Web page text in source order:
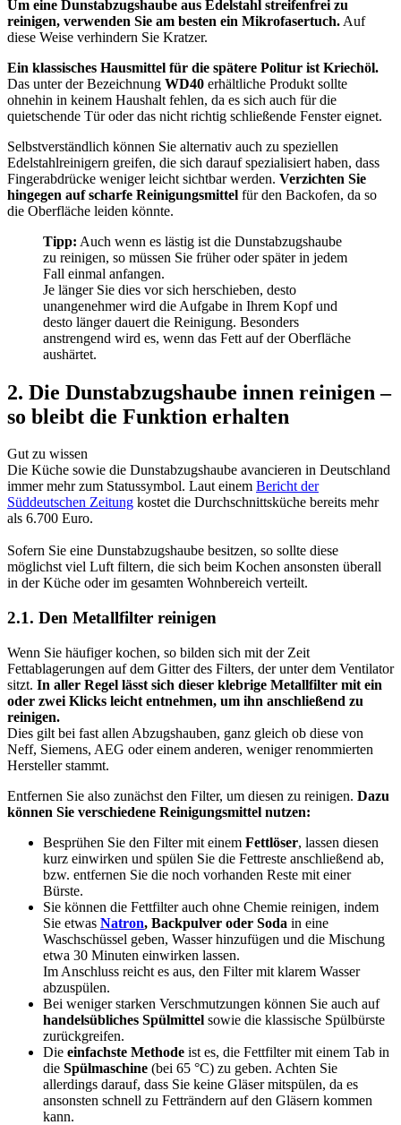
Um eine Dunstabzugshaube aus Edelstahl streifenfrei zu
reinigen, verwenden Sie am besten ein Mikrofasertuch. Auf
diese Weise verhindern Sie Kratzer.
Ein klassisches Hausmittel für die spätere Politur ist Kriechöl.
Das unter der Bezeichnung WD40 erhältliche Produkt sollte
ohnehin in keinem Haushalt fehlen, da es sich auch für die
quietschende Tür oder das nicht richtig schließende Fenster eignet.
Selbstverständlich können Sie alternativ auch zu speziellen
Edelstahlreinigern greifen, die sich darauf spezialisiert haben, dass
Fingerabdrücke weniger leicht sichtbar werden. Verzichten Sie
hingegen auf scharfe Reinigungsmittel für den Backofen, da so
die Oberfläche leiden könnte.
Tipp: Auch wenn es lästig ist die Dunstabzugshaube
zu reinigen, so müssen Sie früher oder später in jedem
Fall einmal anfangen.
Je länger Sie dies vor sich herschieben, desto
unangenehmer wird die Aufgabe in Ihrem Kopf und
desto länger dauert die Reinigung. Besonders
anstrengend wird es, wenn das Fett auf der Oberfläche
aushärtet.
2. Die Dunstabzugshaube innen reinigen –
so bleibt die Funktion erhalten
Gut zu wissen
Die Küche sowie die Dunstabzugshaube avancieren in Deutschland
immer mehr zum Statussymbol. Laut einem Bericht der
Süddeutschen Zeitung kostet die Durchschnittsküche bereits mehr
als 6.700 Euro.
Sofern Sie eine Dunstabzugshaube besitzen, so sollte diese
möglichst viel Luft filtern, die sich beim Kochen ansonsten überall
in der Küche oder im gesamten Wohnbereich verteilt.
2.1. Den Metallfilter reinigen
Wenn Sie häufiger kochen, so bilden sich mit der Zeit
Fettablagerungen auf dem Gitter des Filters, der unter dem Ventilator
sitzt. In aller Regel lässt sich dieser klebrige Metallfilter mit ein
oder zwei Klicks leicht entnehmen, um ihn anschließend zu
reinigen.
Dies gilt bei fast allen Abzugshauben, ganz gleich ob diese von
Neff, Siemens, AEG oder einem anderen, weniger renommierten
Hersteller stammt.
Entfernen Sie also zunächst den Filter, um diesen zu reinigen. Dazu
können Sie verschiedene Reinigungsmittel nutzen:
Besprühen Sie den Filter mit einem Fettlöser, lassen diesen
kurz einwirken und spülen Sie die Fettreste anschließend ab,
bzw. entfernen Sie die noch vorhanden Reste mit einer
Bürste.
Sie können die Fettfilter auch ohne Chemie reinigen, indem
Sie etwas Natron, Backpulver oder Soda in eine
Waschschüssel geben, Wasser hinzufügen und die Mischung
etwa 30 Minuten einwirken lassen.
Im Anschluss reicht es aus, den Filter mit klarem Wasser
abzuspülen.
Bei weniger starken Verschmutzungen können Sie auch auf
handelsübliches Spülmittel sowie die klassische Spülbürste
zurückgreifen.
Die einfachste Methode ist es, die Fettfilter mit einem Tab in
die Spülmaschine (bei 65 °C) zu geben. Achten Sie
allerdings darauf, dass Sie keine Gläser mitspülen, da es
ansonsten schnell zu Fetträndern auf den Gläsern kommen
kann.